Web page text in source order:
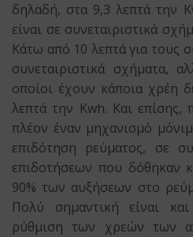
δηλαδή, στα 9,3 λεπτά την
είναι σε συνεταιριστικά
Κάτω από 10 λεπτά για τους
συνεταιριστικά σχήματα,
οποίοι έχουν κάποια χρέη
λεπτά την Kwh. Και επίσης,
πλέον έναν μηχανισμό
επιδότηση ρεύματος, σε
επιδοτήσεων που δόθηκαν
90% των αυξήσεων στο
Πολύ σημαντική είναι
ρύθμιση των χρεών των